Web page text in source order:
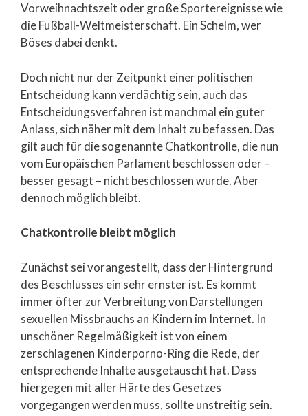
Vorweihnachtszeit oder große Sportereignisse wie
die Fußball-Weltmeisterschaft. Ein Schelm, wer
Böses dabei denkt.
Doch nicht nur der Zeitpunkt einer politischen
Entscheidung kann verdächtig sein, auch das
Entscheidungsverfahren ist manchmal ein guter
Anlass, sich näher mit dem Inhalt zu befassen. Das
gilt auch für die sogenannte Chatkontrolle, die nun
vom Europäischen Parlament beschlossen oder –
besser gesagt – nicht beschlossen wurde. Aber
dennoch möglich bleibt.
Chatkontrolle bleibt möglich
Zunächst sei vorangestellt, dass der Hintergrund
des Beschlusses ein sehr ernster ist. Es kommt
immer öfter zur Verbreitung von Darstellungen
sexuellen Missbrauchs an Kindern im Internet. In
unschöner Regelmäßigkeit ist von einem
zerschlagenen Kinderporno-Ring die Rede, der
entsprechende Inhalte ausgetauscht hat. Dass
hiergegen mit aller Härte des Gesetzes
vorgegangen werden muss, sollte unstreitig sein.